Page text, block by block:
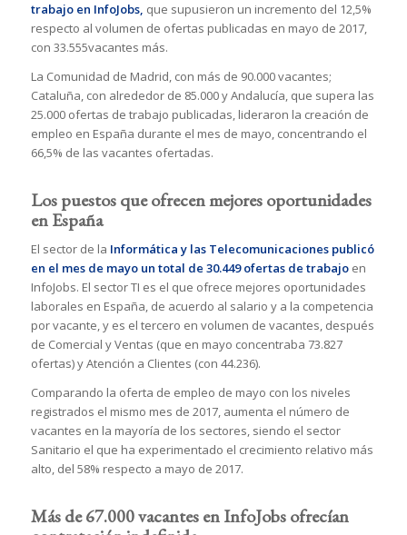
trabajo en InfoJobs, que supusieron un incremento del 12,5%
respecto al volumen de ofertas publicadas en mayo de 2017,
con 33.555vacantes más.
La Comunidad de Madrid, con más de 90.000 vacantes;
Cataluña, con alrededor de 85.000 y Andalucía, que supera las
25.000 ofertas de trabajo publicadas, lideraron la creación de
empleo en España durante el mes de mayo, concentrando el
66,5% de las vacantes ofertadas.
Los puestos que ofrecen mejores oportunidades
en España
El sector de la Informática y las Telecomunicaciones publicó
en el mes de mayo un total de 30.449 ofertas de trabajo en
InfoJobs. El sector TI es el que ofrece mejores oportunidades
laborales en España, de acuerdo al salario y a la competencia
por vacante, y es el tercero en volumen de vacantes, después
de Comercial y Ventas (que en mayo concentraba 73.827
ofertas) y Atención a Clientes (con 44.236).
Comparando la oferta de empleo de mayo con los niveles
registrados el mismo mes de 2017, aumenta el número de
vacantes en la mayoría de los sectores, siendo el sector
Sanitario el que ha experimentado el crecimiento relativo más
alto, del 58% respecto a mayo de 2017.
Más de 67.000 vacantes en InfoJobs ofrecían